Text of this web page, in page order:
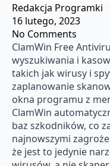
Redakcja Programki
16 lutego, 2023
No Comments
ClamWin Free
wyszukiwania i
takich jak wirusy i
zaplanowanie
okna programu z
ClamWin
baz szkodników, co
najnowszymi
że jest to jedynie